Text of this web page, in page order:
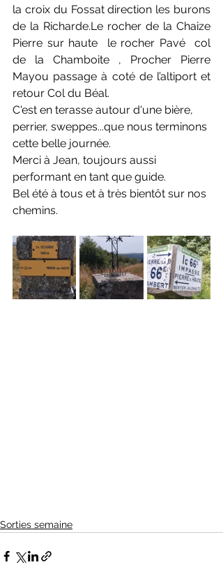
la croix du Fossat direction les burons
de la Richarde.Le rocher de la Chaize
Pierre sur haute  le rocher Pavé  col
de la Chamboite , Procher Pierre
Mayou passage à coté de l’altiport et
retour Col du Béal.
C'est en terasse autour d'une bière,
perrier, sweppes...que nous terminons
cette belle journée.
Merci à Jean, toujours aussi
performant en tant que guide.
Bel été à tous et à très bientôt sur nos
chemins.
Sorties semaine